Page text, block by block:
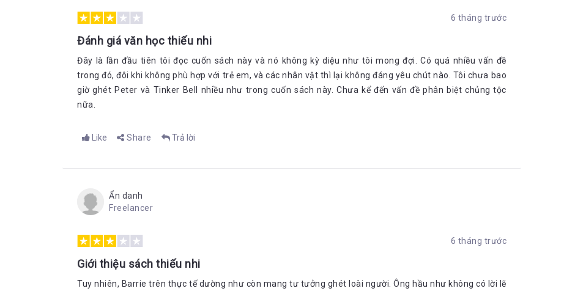
6 tháng trước
Đánh giá văn học thiếu nhi
Đây là lần đầu tiên tôi đọc cuốn sách này và nó không kỳ diệu như tôi mong đợi. Có quá nhiều vấn đề
trong đó, đôi khi không phù hợp với trẻ em, và các nhân vật thì lại không đáng yêu chút nào. Tôi chưa bao
giờ ghét Peter và Tinker Bell nhiều như trong cuốn sách này. Chưa kể đến vấn đề phân biệt chủng tộc
nữa.
Like Share Trả lời
Ẩn danh
Freelancer
6 tháng trước
Giới thiệu sách thiếu nhi
Tuy nhiên, Barrie trên thực tế dường như còn mang tư tưởng ghét loài người. Ông hầu như không có lời lẽ